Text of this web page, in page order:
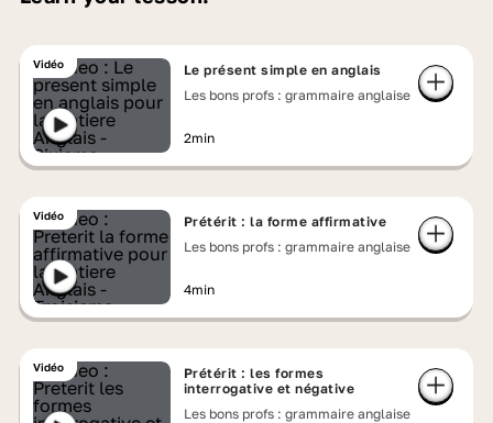
Vidéo
Le présent simple en anglais
Les bons profs : grammaire anglaise
2min
Vidéo
Prétérit : la forme affirmative
Les bons profs : grammaire anglaise
4min
Vidéo
Prétérit : les formes
interrogative et négative
Les bons profs : grammaire anglaise